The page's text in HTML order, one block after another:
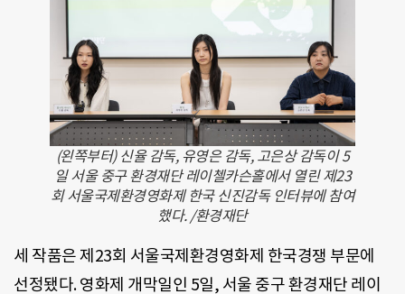
(왼쪽부터) 신율 감독, 유영은 감독, 고은상 감독이 5
일 서울 중구 환경재단 레이첼카슨홀에서 열린 제23
회 서울국제환경영화제 한국 신진감독 인터뷰에 참여
했다. /환경재단
세 작품은 제23회 서울국제환경영화제 한국경쟁 부문에
선정됐다. 영화제 개막일인 5일, 서울 중구 환경재단 레이